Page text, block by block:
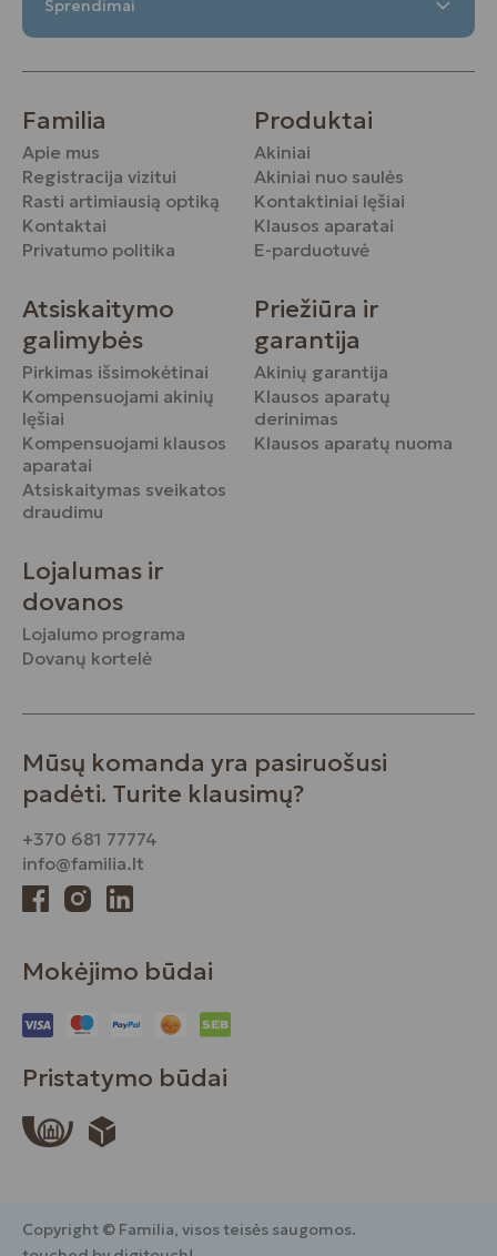
Sprendimai
Familia
Apie mus
Registracija vizitui
Rasti artimiausią optiką
Kontaktai
Privatumo politika
Produktai
Akiniai
Akiniai nuo saulės
Kontaktiniai lęšiai
Klausos aparatai
E-parduotuvė
Atsiskaitymo
galimybės
Pirkimas išsimokėtinai
Kompensuojami akinių
lęšiai
Kompensuojami klausos
aparatai
Atsiskaitymas sveikatos
draudimu
Priežiūra ir
garantija
Akinių garantija
Klausos aparatų
derinimas
Klausos aparatų nuoma
Lojalumas ir
dovanos
Lojalumo programa
Dovanų kortelė
Mūsų komanda yra pasiruošusi
padėti. Turite klausimų?
+370 681 77774
info@familia.lt
Mokėjimo būdai
Pristatymo būdai
Copyright © Familia, visos teisės saugomos.